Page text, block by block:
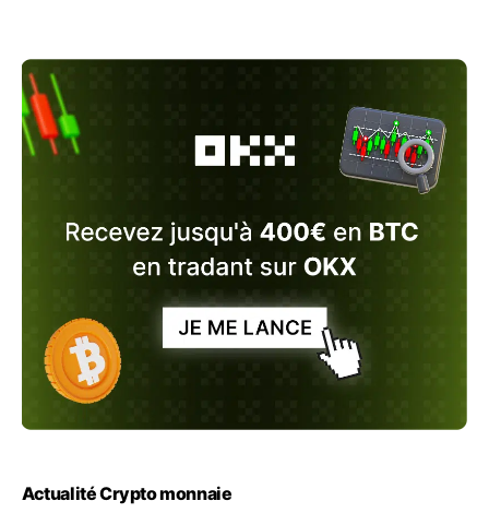
Actualité Crypto monnaie